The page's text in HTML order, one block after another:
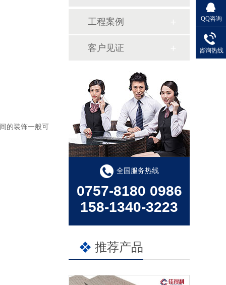
的装饰一般可
工程案例
客户见证
全国服务热线
0757-8180 0986
158-1340-3223
推荐产品
QQ咨询
咨询热线